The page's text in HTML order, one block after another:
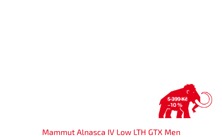
5 399 Kč
–10 %
Mammut Alnasca IV Low LTH GTX Men